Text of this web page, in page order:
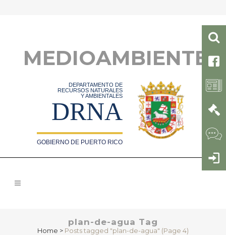
MEDIOAMBIENTE
DEPARTAMENTO DE
RECURSOS NATURALES
Y AMBIENTALES
DRNA
GOBIERNO DE PUERTO RICO
plan-de-agua Tag
Home > Posts tagged "plan-de-agua" (Page 4)